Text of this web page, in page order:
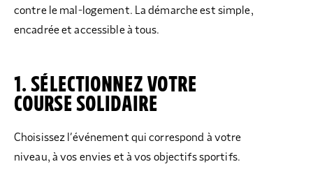
contre le mal-logement. La démarche est simple,
encadrée et accessible à tous.
1. SÉLECTIONNEZ VOTRE
COURSE SOLIDAIRE
Choisissez l’événement qui correspond à votre
niveau, à vos envies et à vos objectifs sportifs.